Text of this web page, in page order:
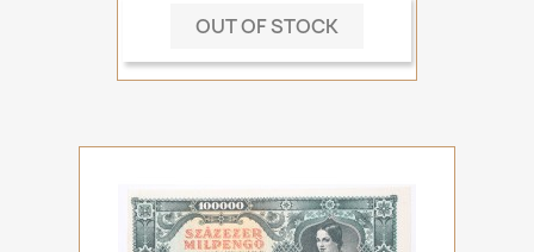
OUT OF STOCK